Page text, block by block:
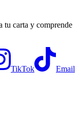
tu carta y comprende
TikTok Email